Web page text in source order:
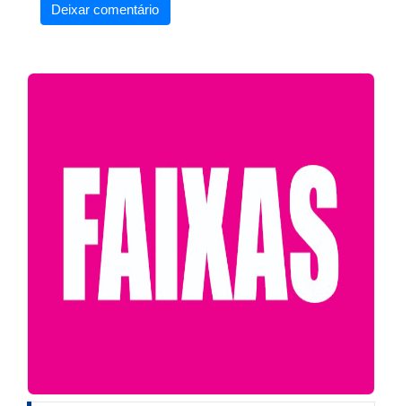
Deixar comentário